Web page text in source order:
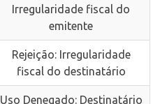
Irregularidade fiscal do
emitente
Rejeição: Irregularidade
fiscal do destinatário
Uso Denegado: Destinatário